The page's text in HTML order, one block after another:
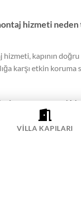
hizmeti
kapının
karşı etkin koruma
montaj
olarak,
ücretsiz montaj hizmeti
uzman ekipler
VILLA KAPILARI